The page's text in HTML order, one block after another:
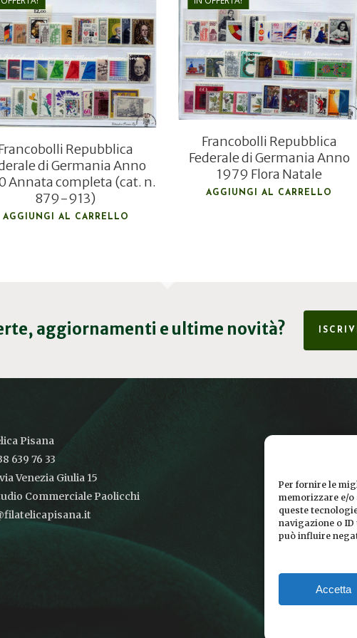
Per fornire le
memorizzare e/
queste
navigazione o
può influire
Accetta
€46,80
€31,50
Repubblica
di Germania Anno
Annata completa (cat. n.
879-913)
AGGIUNGI AL CARRELLO
€24,00
€15,00
Francobolli Repubblica
Federale di Germania Anno
1979 Flora Natale
AGGIUNGI AL CARRELLO
aggiornamenti e ultime novità?
Pisana
639 76 33
Venezia Giulia 15
Commerciale Paolicchi